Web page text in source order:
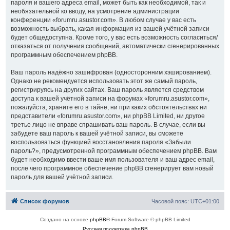
пароля и вашего адреса email, может быть как необходимой, так и
необязательной ко вводу, на усмотрение администрации
конференции «forumru.asustor.com». В любом случае у вас есть
возможность выбрать, какая информация из вашей учётной записи
будет общедоступна. Кроме того, у вас есть возможность согласиться/
отказаться от получения сообщений, автоматически сгенерированных
программным обеспечением phpBB.
Ваш пароль надёжно зашифрован (односторонним хэшированием).
Однако не рекомендуется использовать этот же самый пароль,
регистрируясь на других сайтах. Ваш пароль является средством
доступа к вашей учётной записи на форумах «forumru.asustor.com»,
пожалуйста, храните его в тайне, ни при каких обстоятельствах ни
представители «forumru.asustor.com», ни phpBB Limited, ни другое
третье лицо не вправе спрашивать ваш пароль. В случае, если вы
забудете ваш пароль к вашей учётной записи, вы сможете
воспользоваться функцией восстановления пароля «Забыли
пароль?», предусмотренной программным обеспечением phpBB. Вам
будет необходимо ввести ваше имя пользователя и ваш адрес email,
после чего программное обеспечение phpBB сгенерирует вам новый
пароль для вашей учётной записи.
Список форумов Часовой пояс: UTC+01:00
Создано на основе phpBB® Forum Software © phpBB Limited
Русская поддержка phpBB